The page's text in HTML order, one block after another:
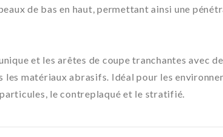
de bas en haut, permettant ainsi une
et les arêtes de coupe tranchantes avec
matériaux abrasifs. Idéal pour les
le contreplaqué et le stratifié.